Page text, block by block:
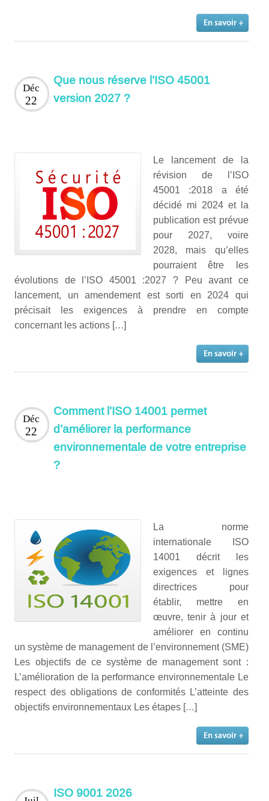
Que nous réserve l’ISO 45001
version 2027 ?
Déc
22
Le lancement de la
révision de l’ISO
45001 :2018 a été
décidé mi 2024 et la
publication est prévue
pour 2027, voire
2028, mais qu’elles
pourraient être les
évolutions de l’ISO 45001 :2027 ? Peu avant ce
lancement, un amendement est sorti en 2024 qui
précisait les exigences à prendre en compte
concernant les actions […]
Comment l’ISO 14001 permet
d’améliorer la performance
environnementale de votre entreprise
?
Déc
22
La norme
internationale ISO
14001 décrit les
exigences et lignes
directrices pour
établir, mettre en
œuvre, tenir à jour et
améliorer en continu
un système de management de l’environnement (SME)
Les objectifs de ce système de management sont :
L’amélioration de la performance environnementale Le
respect des obligations de conformités L’atteinte des
objectifs environnementaux Les étapes […]
ISO 9001 2026